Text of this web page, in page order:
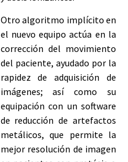
Otro algoritmo implícito en
el nuevo equipo actúa en la
corrección del movimiento
del paciente, ayudado por la
rapidez de adquisición de
imágenes; así como su
equipación con un software
de reducción de artefactos
metálicos, que permite la
mejor resolución de imagen